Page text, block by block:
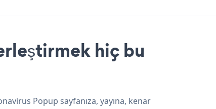
hiç bu
Popup sayfanıza, yayına, kenar